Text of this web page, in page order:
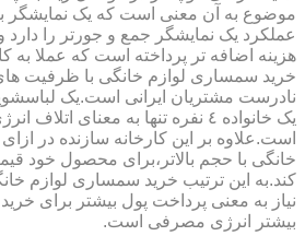
موضوع به آن معنی است که یک نمایشگر
عملکرد یک نمایشگر جمع و جورتر را
هزینه اضافه تر پرداخته است که عملا به
خرید سمساری لوازم خانگی با ظرفیت های
یک خانواده ٤ نفره تنها به معنای
است.علاوه بر این کارخانه سازنده در
خانگی با حجم بالاتر،برای محصول خود
کند.به این ترتیب خرید سمساری لوازم
نیاز به معنی پرداخت پول بیشتر برای
بیشتر انرژی مصرفی است.